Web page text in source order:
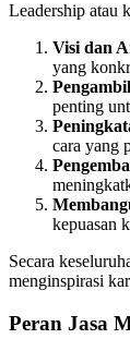
Leadership atau
Visi dan
yang
penting
cara yang
kepuasan
Secara
menginspirasi
Peran Jasa